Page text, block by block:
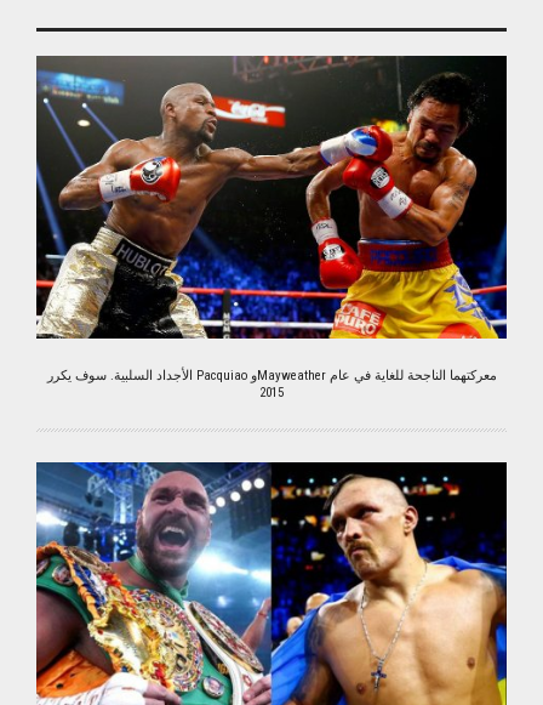
الأجداد السلبية. سوف يكرر Pacquiao وMayweather معركتهما الناجحة للغاية في عام
2015